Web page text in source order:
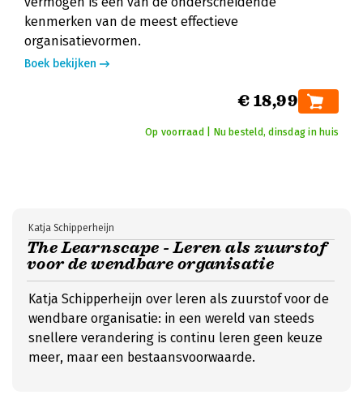
kenmerken van de meest effectieve
organisatievormen.
Boek bekijken
€ 18,99
Op voorraad | Nu besteld, dinsdag in huis
The Learnscape - Leren als zuurstof
voor de wendbare organisatie
Katja Schipperheijn
Katja Schipperheijn over leren als zuurstof voor de
wendbare organisatie: in een wereld van steeds
snellere verandering is continu leren geen keuze
meer, maar een bestaansvoorwaarde.